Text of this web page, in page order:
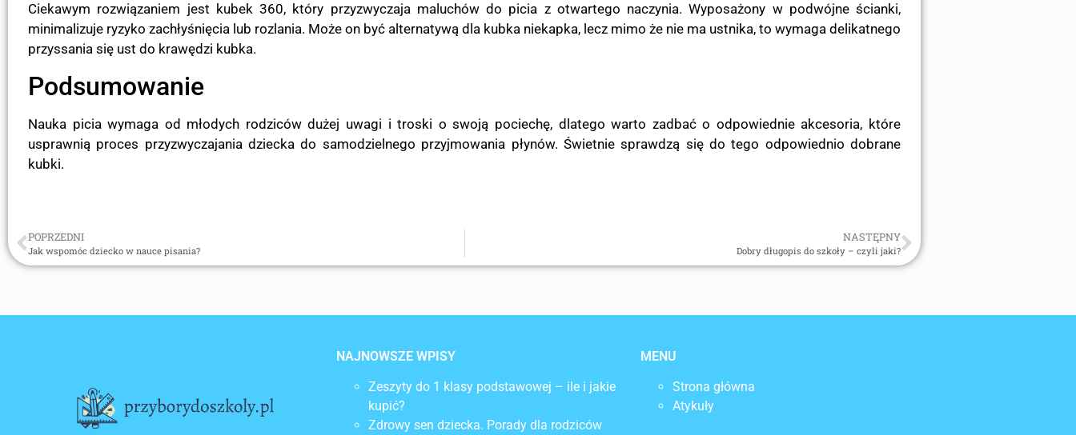
Ciekawym rozwiązaniem jest kubek 360, który przyzwyczaja maluchów do picia z otwartego naczynia. Wyposażony w podwójne ścianki,
minimalizuje ryzyko zachłyśnięcia lub rozlania. Może on być alternatywą dla kubka niekapka, lecz mimo że nie ma ustnika, to wymaga delikatnego
przyssania się ust do krawędzi kubka.
Podsumowanie
Nauka picia wymaga od młodych rodziców dużej uwagi i troski o swoją pociechę, dlatego warto zadbać o odpowiednie akcesoria, które
usprawnią proces przyzwyczajania dziecka do samodzielnego przyjmowania płynów. Świetnie sprawdzą się do tego odpowiednio dobrane
kubki.
POPRZEDNI
Jak wspomóc dziecko w nauce pisania?
NASTĘPNY
Dobry długopis do szkoły – czyli jaki?
NAJNOWSZE WPISY
Zeszyty do 1 klasy podstawowej – ile i jakie
kupić?
Zdrowy sen dziecka. Porady dla rodziców
MENU
Strona główna
Atykuły